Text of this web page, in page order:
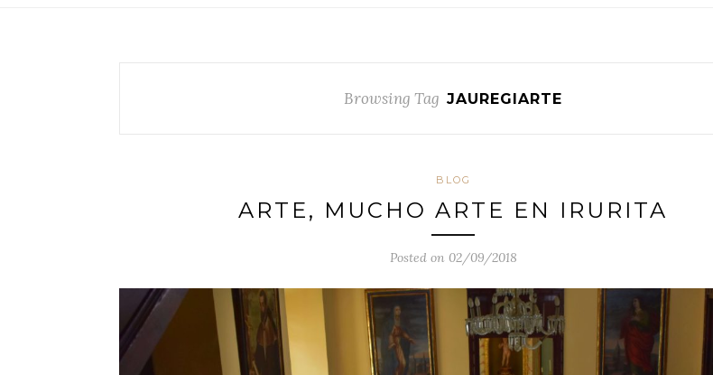
Browsing Tag JAUREGIARTE
BLOG
ARTE, MUCHO ARTE EN IRURITA
Posted on 02/09/2018